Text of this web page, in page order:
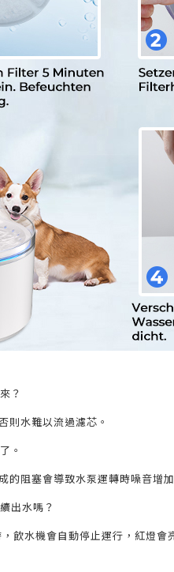
？
則水難以流過濾芯。
。
的阻塞會導致水泵運轉時噪音增
出水嗎？
飲水機會自動停止運行，紅燈會